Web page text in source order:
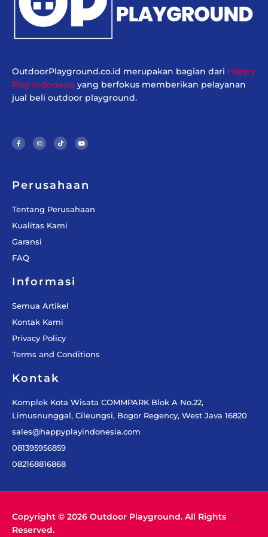
OutdoorPlayground.co.id merupakan bagian dari Happy
Play Indonesia yang berfokus memberikan pelayanan
jual beli outdoor playground.
c
e
b
f
s
t
a
k
t
o
u
t
u
Perusahaan
Tentang Perusahaan
Kualitas Kami
Garansi
FAQ
Informasi
Semua Artikel
Kontak Kami
Privacy Policy
Terms and Conditions
Kontak
Komplek Kota Wisata COMMPARK Blok A No.22,
Limusnunggal, Cileungsi, Bogor Regency, West Java 16820
sales@happyplayindonesia.com
081395956859
082168816868
Copyright © 2026 Outdoor Playground. All Rights
Reserved.